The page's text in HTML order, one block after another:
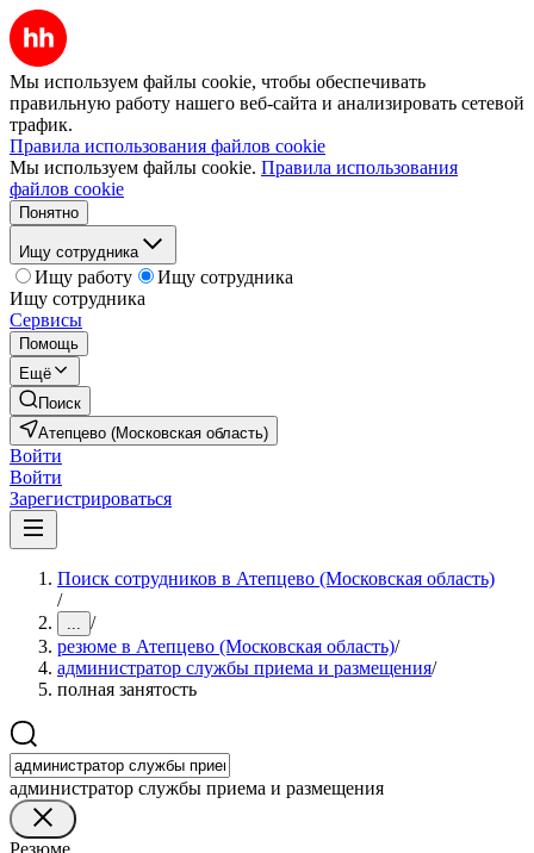
Мы используем файлы cookie, чтобы обеспечивать
правильную работу нашего веб-сайта и анализировать сетевой
трафик.
Правила использования файлов cookie
Мы используем файлы cookie. Правила использования
файлов cookie
Понятно
Ищу сотрудника
Ищу работу
Ищу сотрудника
Ищу сотрудника
Сервисы
Помощь
Ещё
Поиск
Атепцево (Московская область)
Войти
Войти
Зарегистрироваться
Поиск сотрудников в Атепцево (Московская область)
/
... /
резюме в Атепцево (Московская область)/
администратор службы приема и размещения/
полная занятость
администратор службы приема и размещения
Резюме